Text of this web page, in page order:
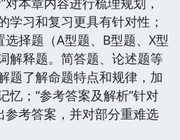
学习和复习更具有针对性；
选择题（A型题、B型题、X型
解释题。简答题、论述题等
题了解命题特点和规律，加
忆；“参考答案及解析”针对
参考答案，并对部分重难选